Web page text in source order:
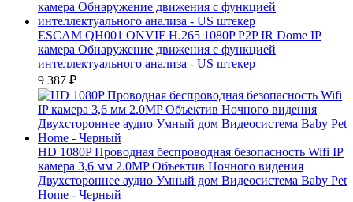
ESCAM QH001 ONVIF H.265 1080P P2P IR Dome IP
камера Обнаружение движения с функцией
интеллектуального анализа - US штекер
9 387 ₽
HD 1080P Проводная беспроводная безопасность Wifi IP
камера 3,6 мм 2.0MP Объектив Ночного видения
Двухстороннее аудио Умный дом Видеосистема Baby Pet
Home - Черный